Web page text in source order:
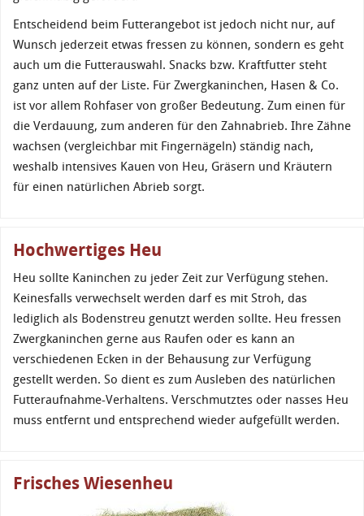
Entscheidend beim Futterangebot ist jedoch nicht nur, auf
Wunsch jederzeit etwas fressen zu können, sondern es geht
auch um die Futterauswahl. Snacks bzw. Kraftfutter steht
ganz unten auf der Liste. Für Zwergkaninchen, Hasen & Co.
ist vor allem Rohfaser von großer Bedeutung. Zum einen für
die Verdauung, zum anderen für den Zahnabrieb. Ihre Zähne
wachsen (vergleichbar mit Fingernägeln) ständig nach,
weshalb intensives Kauen von Heu, Gräsern und Kräutern
für einen natürlichen Abrieb sorgt.
Hochwertiges Heu
Heu sollte Kaninchen zu jeder Zeit zur Verfügung stehen.
Keinesfalls verwechselt werden darf es mit Stroh, das
lediglich als Bodenstreu genutzt werden sollte. Heu fressen
Zwergkaninchen gerne aus Raufen oder es kann an
verschiedenen Ecken in der Behausung zur Verfügung
gestellt werden. So dient es zum Ausleben des natürlichen
Futteraufnahme-Verhaltens. Verschmutztes oder nasses Heu
muss entfernt und entsprechend wieder aufgefüllt werden.
Frisches Wiesenheu